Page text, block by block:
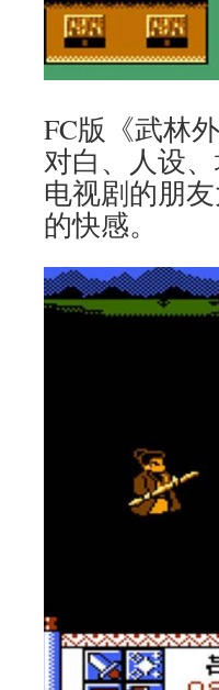
FC版《武林
对白、人设
电视剧的朋
的快感。